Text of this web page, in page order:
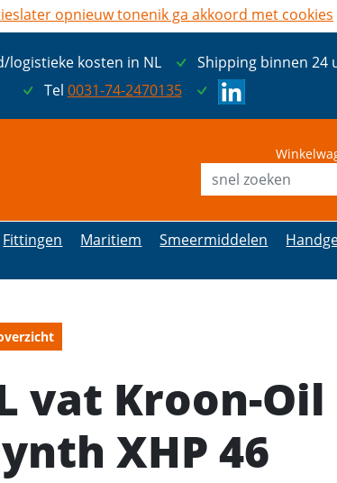
logistieke kosten in NL Shipping binnen 24
Tel 0031-74-2470135
Fittingen Maritiem Smeermiddelen
vat Kroon-
XHP 46
later opnieuw tonenik ga akkoord met cookies